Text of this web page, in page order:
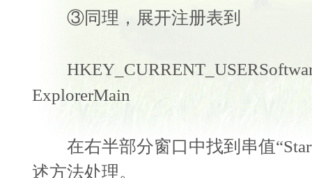
③同理，展开注册表到
ExplorerMain
在右半部分窗口中找到串值
述方法处理。